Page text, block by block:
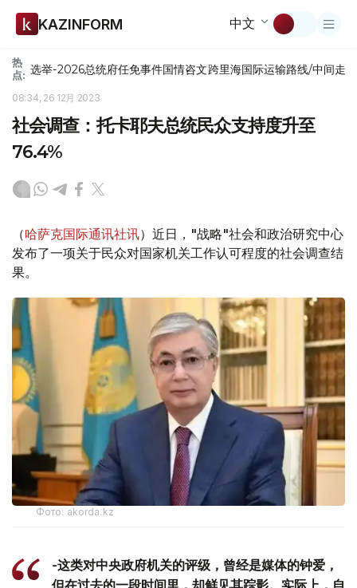
KAZINFORM 中文
热
点: 选举-2026总统府任免事件国情咨文跨里海国际运输路线/中间走廊
08:34, 26 12月 2023
社会调查：托卡耶夫总统民众支持度升至
76.4%
（哈萨克国际通讯社讯）近日，"战略"社会和政治研究中心
发布了一项关于民众对国家机关工作认可程度的社会调查结
果。
Фото: akorda.kz
-这类对中央政府机关的评级，曾经是媒体的钟爱，